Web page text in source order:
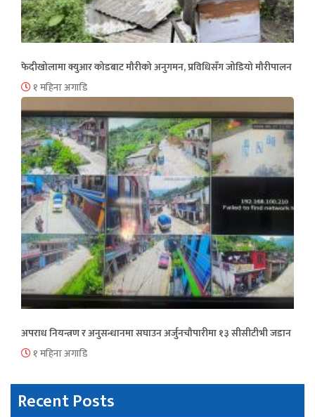
फेदीखोलामा क्युआर कोडबाट मौरीको अनुगमन, प्रविधिसँग जोडियो मौरीपालन
१ महिना अगाडि
अपराध नियन्त्रण र अनुसन्धानमा सघाउन अर्जुनचौपारीमा १३ सीसीटीभी जडान
१ महिना अगाडि
Recent Posts